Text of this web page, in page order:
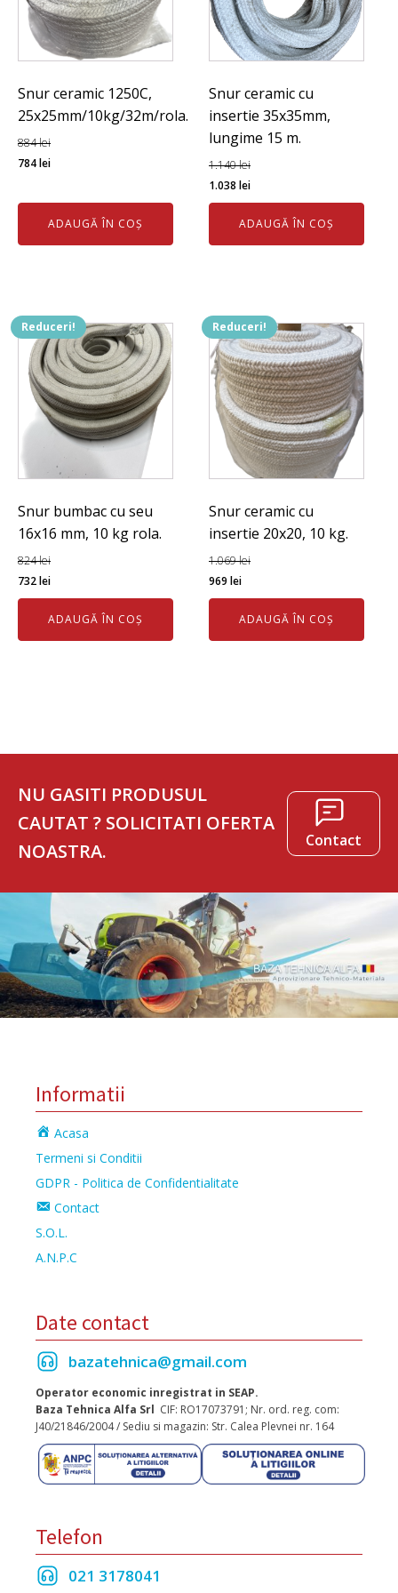
Snur ceramic 1250C,
25x25mm/10kg/32m/rola.
884lei
Prețul
a
fost:
884 lei.
784leiPrețul
este:
784 lei.
ADAUGĂ ÎN COȘ
Snur ceramic cu
insertie 35x35mm,
lungime 15 m.
1.140lei
Prețul
inițial
fost:
1.038leiPrețul
curent
este:
1.038 lei.
ADAUGĂ ÎN COȘ
Reduceri!
Snur bumbac cu seu
16x16 mm, 10 kg rola.
824lei
Prețul
inițial
fost:
732leiPrețul
curent
este:
732 lei.
ADAUGĂ ÎN COȘ
Reduceri!
Snur ceramic cu
insertie 20x20, 10 kg.
1.069lei
Prețul
inițial
fost:
969leiPrețul
curent
este:
969 lei.
ADAUGĂ ÎN COȘ
NU GASITI PRODUSUL
CAUTAT ? SOLICITATI OFERTA
NOASTRA.
Contact
Informatii
Acasa
Termeni si Conditii
GDPR - Politica de Confidentialitate
Contact
S.O.L.
A.N.P.C
Date contact
bazatehnica@gmail.com
Operator economic inregistrat in SEAP.
Baza Tehnica Alfa Srl CIF: RO17073791; Nr. ord. reg. com:
J40/21846/2004 / Sediu si magazin: Str. Calea Plevnei nr. 164
Telefon
021 3178041